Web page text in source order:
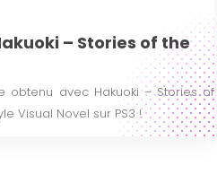
– Stories of the
obtenu avec Hakuoki – Stories of
Visual Novel sur PS3 !